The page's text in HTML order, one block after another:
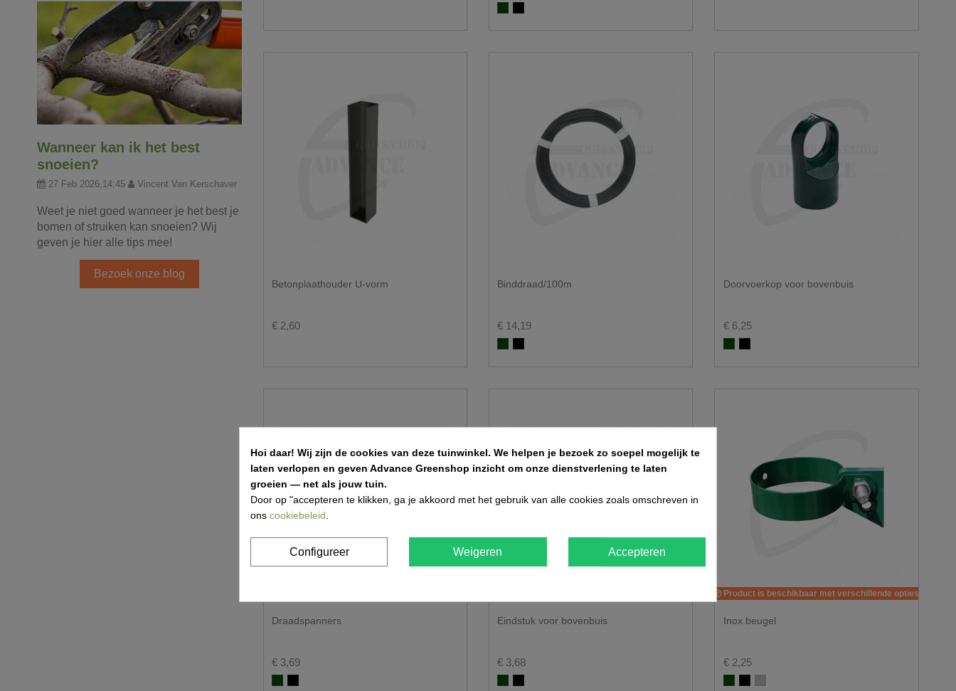
Groen RAL 6005
Zwart RAL 9005
Betonplaathouder U-vorm
€ 2,60
Binddraad/100m
€ 14,19
Groen RAL 6005
Zwart RAL 9005
Doorvoerkop voor bovenbuis
€ 6,25
Groen RAL 6005
Zwart RAL 9005
Draadspanners
€ 3,69
Groen RAL 6005
Zwart RAL 9005
Eindstuk voor bovenbuis
€ 3,68
Groen RAL 6005
Zwart RAL 9005
Product is beschikbaar met verschillende opties
Inox beugel
€ 2,25
Groen RAL 6005
Zwart RAL 9005
Alu
Wanneer kan ik het best
snoeien?
27 Feb 2026,14:45 Vincent Van Kerschaver
Weet je niet goed wanneer je het best je
bomen of struiken kan snoeien? Wij
geven je hier alle tips mee!
Bezoek onze blog
Hoi daar! Wij zijn de cookies van deze tuinwinkel. We helpen je bezoek zo soepel mogelijk te
laten verlopen en geven Advance Greenshop inzicht om onze dienstverlening te laten
groeien — net als jouw tuin.
Door op "accepteren te klikken, ga je akkoord met het gebruik van alle cookies zoals omschreven in
ons cookiebeleid
Configureer Weigeren Accepteren